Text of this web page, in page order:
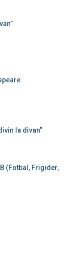
la divan”
(Fotbal, Frigider,